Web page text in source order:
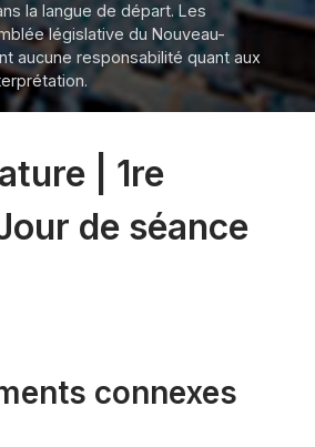
la langue de départ. Les
législative du Nouveau-
aucune responsabilité quant aux
| 1re
de séance
connexes